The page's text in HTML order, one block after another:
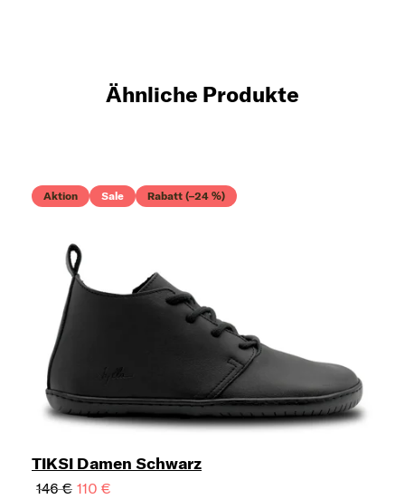
Ähnliche Produkte
Aktion Sale Rabatt (–24 %)
TIKSI Damen Schwarz
146 € 110 €